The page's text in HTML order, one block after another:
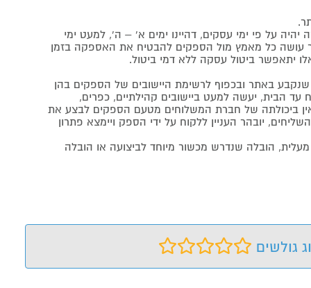
על פי ימי עסקים, דהיינו ימים א' – ה', למעט ימי
עושה כל מאמץ מול הספקים להבטיח את האספקה בזמן
יתאפשר ביטול עסקה ללא דמי ביטול.
באתר ובכפוף לרשימת היישובים של הספקים בהן
עד הבית, יעשה למעט ביישובים קהילתיים, כפרים,
ואין ביכולתה של חברת המשלוחים מטעם הספקים לבצע את
יובהר העניין ללקוח על ידי הספק ויימצא פתרון
הובלה שנדרש מכשור מיוחד לביצועה או הובלה
גולשים